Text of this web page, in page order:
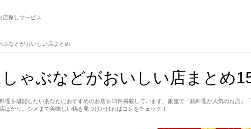
店探しサービス
ぶなどがおいしい店まとめ
ゃぶなどがおいしい店まとめ
を堪能したいあなたにおすすめのお店を15件掲載しています。銀座で「鍋料理が人気のお店」
かり。シメまで美味しい鍋を見つけたければコレをチェック！